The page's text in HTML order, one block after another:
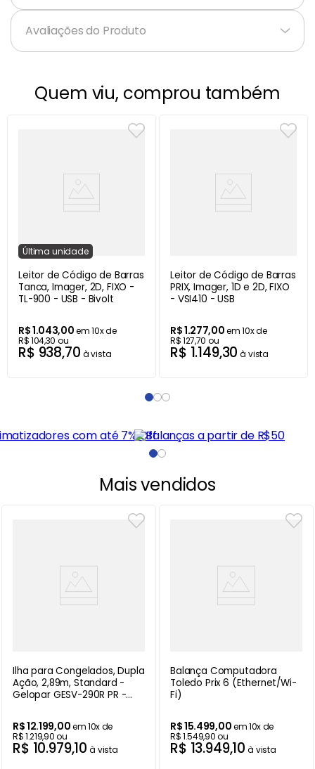
Avaliações do Produto
Quem viu, comprou também
Última unidade
Leitor de Código de Barras
Tanca, Imager, 2D, FIXO -
TL-900 - USB - Bivolt
R$1.043,00em10x de
R$104,30 ou
R$ 938,70 à vista
Leitor de Código de Barras
PRIX, Imager, 1D e 2D, FIXO
- VSI410 - USB
R$1.277,00em10x de
R$127,70 ou
R$ 1.149,30 à vista
Mais vendidos
Ilha para Congelados, Dupla
Ação, 2,89m, Standard -
Gelopar GESV-290R PR -
R$12.199,00em10x de
R$1.219,90ou
R$ 10.979,10 à vista
Balança Computadora
Toledo Prix 6 (Ethernet/Wi-
Fi)
R$15.499,00em10x de
R$1.549,90ou
R$ 13.949,10 à vista